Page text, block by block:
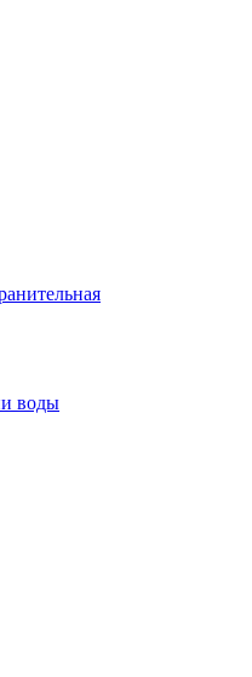
воды